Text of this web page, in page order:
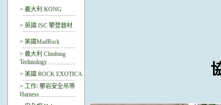
> 義大利 KONG
> 英國 ISC 攀登器材
> 美國MadRock
> 義大利 Climbing
Technology
> 美國 ROCK EXOTICA
> 工作/ 攀岩安全吊帶
Harness